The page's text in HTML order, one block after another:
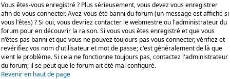
Vous êtes-vous enregistré ? Plus sérieusement, vous devez vous enregistrer
afin de vous connecter. Avez-vous été banni du forum (un message est affiché si
vous l'êtes) ? Si oui, vous devriez contacter le webmestre ou l'administrateur du
forum pour en découvrir la raison. Si vous vous êtes enregistré et que vous
n'êtes pas banni et que vous ne pouvez toujours pas vous connecter, vérifiez et
revérifiez vos nom d'utilisateur et mot de passe; c'est généralement de là que
vient le problème. Si cela ne fonctionne toujours pas, contactez l'administrateur
du forum; il se peut que le forum ait été mal configuré.
Revenir en haut de page